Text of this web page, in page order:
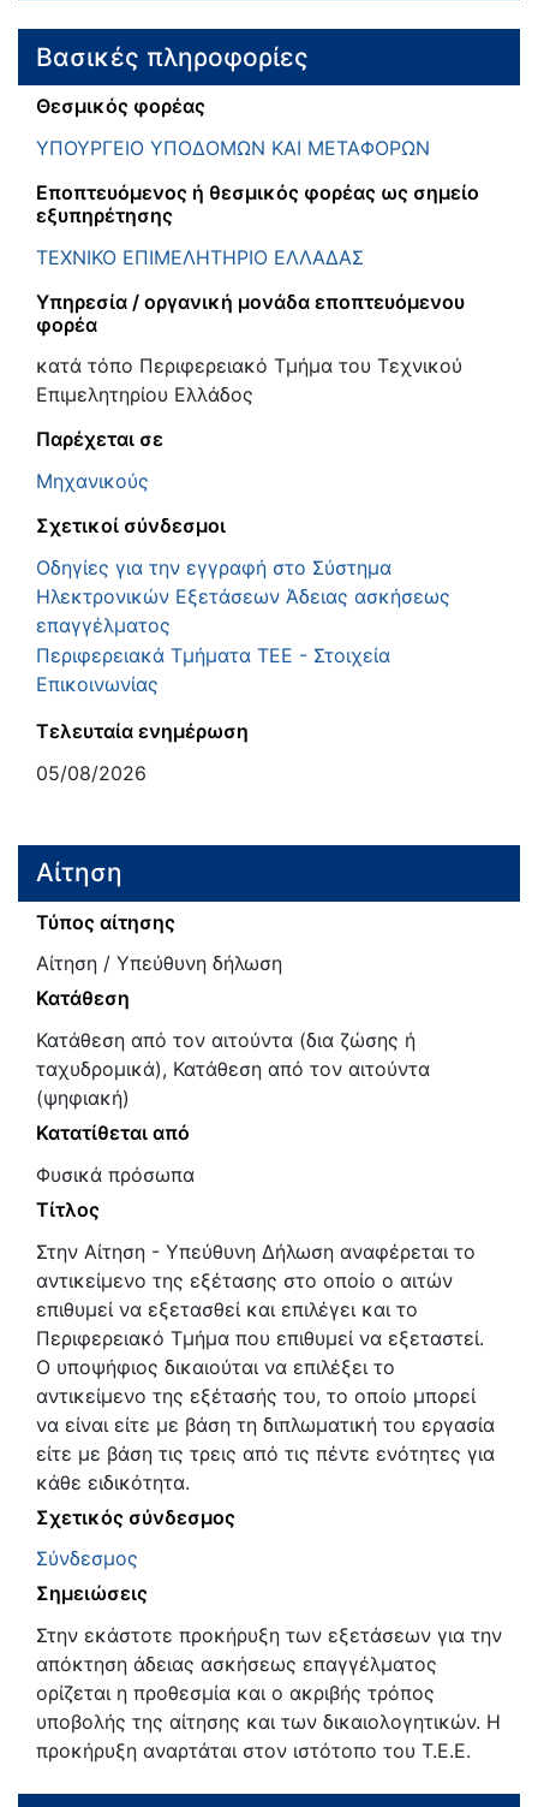
Βασικές πληροφορίες
Θεσμικός φορέας
ΥΠΟΥΡΓΕΙΟ ΥΠΟΔΟΜΩΝ ΚΑΙ ΜΕΤΑΦΟΡΩΝ
Εποπτευόμενος ή θεσμικός φορέας ως σημείο
εξυπηρέτησης
ΤΕΧΝΙΚΟ ΕΠΙΜΕΛΗΤΗΡΙΟ ΕΛΛΑΔΑΣ
Υπηρεσία / οργανική μονάδα εποπτευόμενου
φορέα
κατά τόπο Περιφερειακό Τμήμα του Τεχνικού
Επιμελητηρίου Ελλάδος
Παρέχεται σε
Μηχανικούς
Σχετικοί σύνδεσμοι
Οδηγίες για την εγγραφή στο Σύστημα
Ηλεκτρονικών Εξετάσεων Άδειας ασκήσεως
επαγγέλματος
Περιφερειακά Τμήματα ΤΕΕ - Στοιχεία
Επικοινωνίας
Τελευταία ενημέρωση
05/08/2026
Αίτηση
Τύπος αίτησης
Αίτηση / Υπεύθυνη δήλωση
Κατάθεση
Κατάθεση από τον αιτούντα (δια ζώσης ή
ταχυδρομικά), Κατάθεση από τον αιτούντα
(ψηφιακή)
Κατατίθεται από
Φυσικά πρόσωπα
Τίτλος
Στην Αίτηση - Υπεύθυνη Δήλωση αναφέρεται το
αντικείμενο της εξέτασης στο οποίο ο αιτών
επιθυμεί να εξετασθεί και επιλέγει και το
Περιφερειακό Τμήμα που επιθυμεί να εξεταστεί.
Ο υποψήφιος δικαιούται να επιλέξει το
αντικείμενο της εξέτασής του, το οποίο μπορεί
να είναι είτε με βάση τη διπλωματική του εργασία
είτε με βάση τις τρεις από τις πέντε ενότητες για
κάθε ειδικότητα.
Σχετικός σύνδεσμος
Σύνδεσμος
Σημειώσεις
Στην εκάστοτε προκήρυξη των εξετάσεων για την
απόκτηση άδειας ασκήσεως επαγγέλματος
ορίζεται η προθεσμία και ο ακριβής τρόπος
υποβολής της αίτησης και των δικαιολογητικών. Η
προκήρυξη αναρτάται στον ιστότοπο του Τ.Ε.Ε.